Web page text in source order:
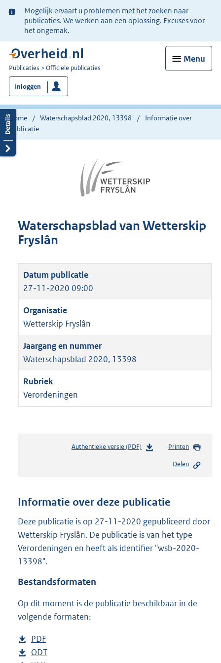
Ter
informatie:
Mogelijk ervaart u problemen met het zoeken naar
publicaties. We werken aan een oplossing. Excuses voor
het ongemak.
Menu
U
bent
nu
hier:
Publicaties Officiële publicaties
Inloggen
Home Waterschapsblad 2020, 13398
Informatie over
publicatie
Waterschapsblad van Wetterskip
Fryslân
27-11-2020 09:00
Wetterskip Fryslân
Waterschapsblad 2020, 13398
Verordeningen
Authentieke versie (PDF)b
n
s
r
o
:
Printen
Delen
Informatie over deze publicatie
Deze publicatie is op 27-11-2020 gepubliceerd door
Wetterskip Fryslân. De publicatie is van het type
Verordeningen en heeft als identifier "wsb-2020-
13398".
Bestandsformaten
Op dit moment is de publicatie beschikbaar in de
volgende formaten:
D
o
PDF
e
D
ODT